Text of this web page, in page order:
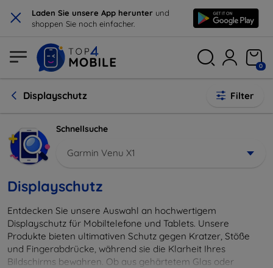
× Laden Sie unsere App herunter und
shoppen Sie noch einfacher.
0
Displayschutz Filter
Schnellsuche
Garmin Venu X1
Displayschutz
Entdecken Sie unsere Auswahl an hochwertigem
Displayschutz für Mobiltelefone und Tablets. Unsere
Produkte bieten ultimativen Schutz gegen Kratzer, Stöße
und Fingerabdrücke, während sie die Klarheit Ihres
Bildschirms bewahren. Ob aus gehärtetem Glas oder